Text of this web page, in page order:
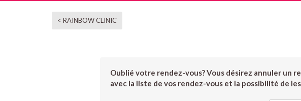
< RAINBOW CLINIC
Oublié votre rendez-vous? Vous désirez annuler un
avec la liste de vos rendez-vous et la possibilité de